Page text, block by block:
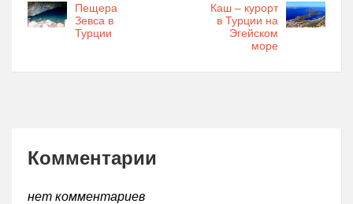
Пещера
Зевса в
Турции
Каш – курорт
в Турции на
Эгейском
море
Комментарии
нет комментариев